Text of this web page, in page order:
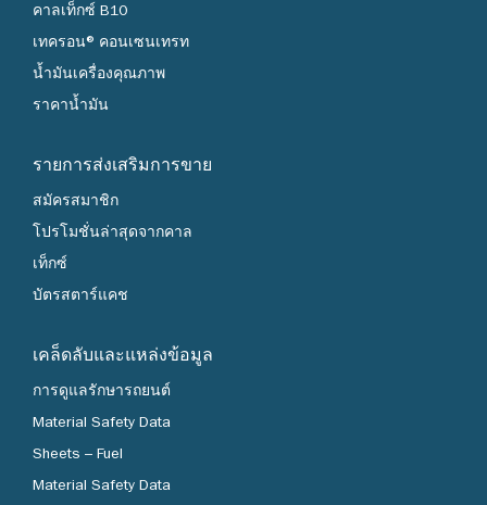
คาลเท็กซ์ B10
เทครอน® คอนเซนเทรท
น้ำมันเครื่องคุณภาพ
ราคาน้ำมัน
รายการส่งเสริมการขาย
สมัครสมาชิก
โปรโมชั่นล่าสุดจากคาล
เท็กซ์
บัตรสตาร์แคช
เคล็ดลับและแหล่งข้อมูล
การดูแลรักษารถยนต์
Material Safety Data
Sheets – Fuel
Material Safety Data